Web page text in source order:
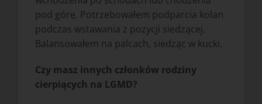
pod górę. Potrzebowałem podparcia kolan
podczas wstawania z pozycji siedzącej.
Balansowałem na palcach, siedząc w kucki.
Czy masz innych członków rodziny
cierpiących na LGMD?